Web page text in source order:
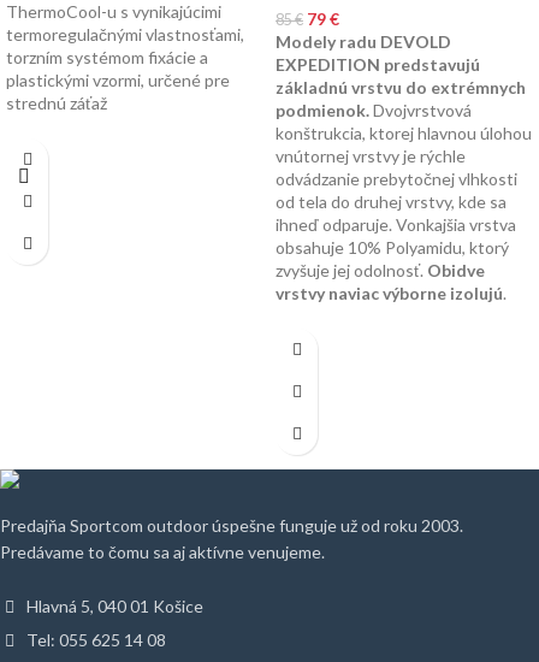
ThermoCool-u s vynikajúcimi
termoregulačnými vlastnosťami,
torzním systémom fixácie a
plastickými vzormi, určené pre
strednú záťaž
85€ 79€
Modely radu DEVOLD
EXPEDITION predstavujú
základnú vrstvu do extrémnych
podmienok.Dvojvrstvová
konštrukcia, ktorej hlavnou úlohou
vnútornej vrstvy je rýchle
odvádzanie prebytočnej vlhkosti
od tela do druhej vrstvy, kde sa
ihneď odparuje. Vonkajšia vrstva
obsahuje 10% Polyamidu, ktorý
zvyšuje jej odolnosť. Obidve
vrstvy naviac výborne izolujú.
Predajňa Sportcom outdoor úspešne funguje už od roku 2003.
Predávame to čomu sa aj aktívne venujeme.
Hlavná 5, 040 01 Košice
Tel: 055 625 14 08